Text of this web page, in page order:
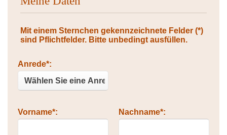
Mit einem Sternchen gekennzeichnete Felder (*)
sind Pflichtfelder. Bitte unbedingt ausfüllen.
Anrede*:
Vorname*: Nachname*: